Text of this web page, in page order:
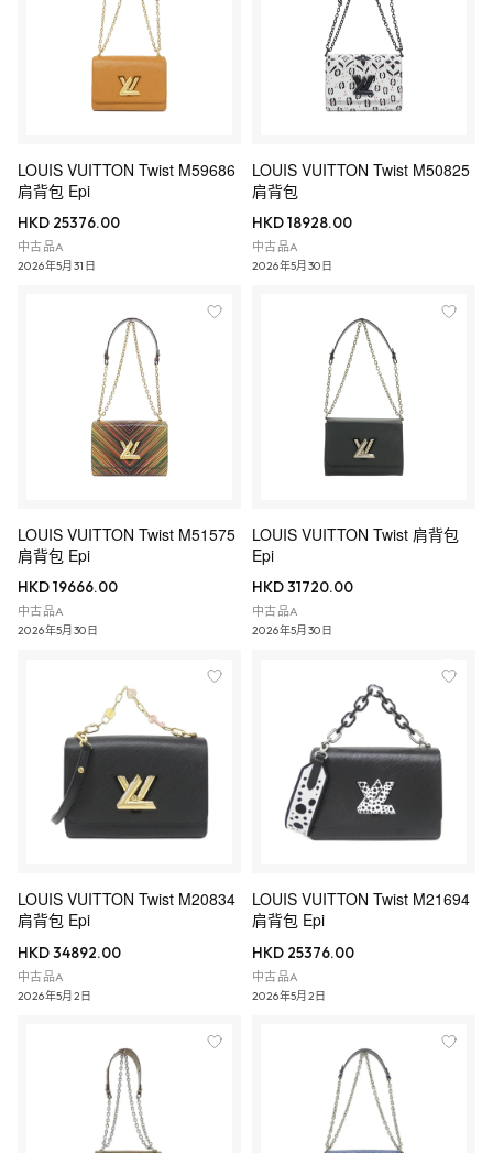
LOUIS VUITTON Twist M59686
肩背包 Epi
HKD 25376.00
中古品A
2026年5月31日
LOUIS VUITTON Twist M50825
肩背包
HKD 18928.00
中古品A
2026年5月30日
LOUIS VUITTON Twist M51575
肩背包 Epi
HKD 19666.00
中古品A
2026年5月30日
LOUIS VUITTON Twist 肩背包
Epi
HKD 31720.00
中古品A
2026年5月30日
LOUIS VUITTON Twist M20834
肩背包 Epi
HKD 34892.00
中古品A
2026年5月2日
LOUIS VUITTON Twist M21694
肩背包 Epi
HKD 25376.00
中古品A
2026年5月2日